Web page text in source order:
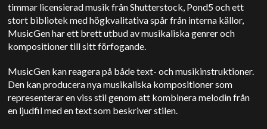
timmar licensierad musik från Shutterstock, Pond5 och ett
stort bibliotek med högkvalitativa spår från interna källor,
MusicGen har ett brett utbud av musikaliska genrer och
kompositioner till sitt förfogande.
MusicGen kan reagera på både text- och musikinstruktioner.
Den kan producera nya musikaliska kompositioner som
representerar en viss stil genom att kombinera melodin från
en ljudfil med en text som beskriver stilen.